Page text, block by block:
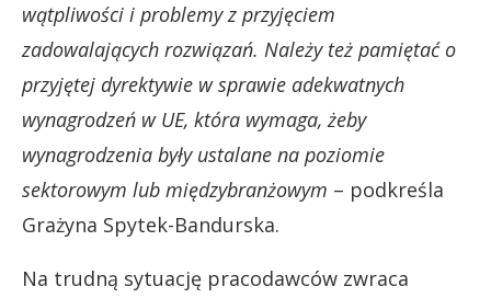
wątpliwości i problemy z przyjęciem
zadowalających rozwiązań. Należy też pamiętać o
przyjętej dyrektywie w sprawie adekwatnych
wynagrodzeń w UE, która wymaga, żeby
wynagrodzenia były ustalane na poziomie
sektorowym lub międzybranżowym – podkreśla
Grażyna Spytek-Bandurska.
Na trudną sytuację pracodawców zwraca